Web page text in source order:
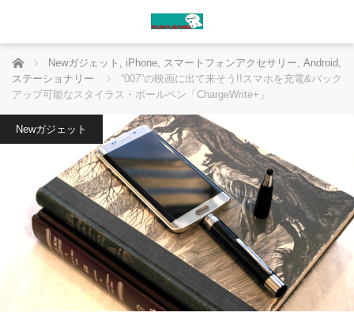
ホーム Newガジェット , iPhone, スマートフォンアクセサリー, Android,
ステーショナリー
“007”の映画に出て来そう!!スマホを充電&バック
アップ可能なスタイラス・ボールペン「ChargeWrite+」
Newガジェット